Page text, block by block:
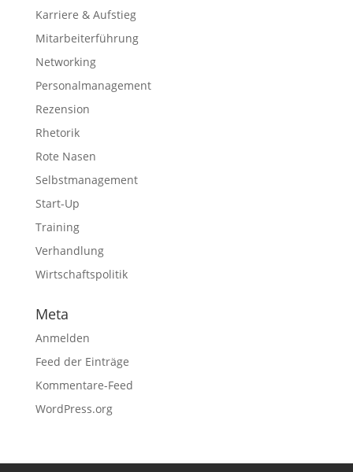
Karriere & Aufstieg
Mitarbeiterführung
Networking
Personalmanagement
Rezension
Rhetorik
Rote Nasen
Selbstmanagement
Start-Up
Training
Verhandlung
Wirtschaftspolitik
Meta
Anmelden
Feed der Einträge
Kommentare-Feed
WordPress.org